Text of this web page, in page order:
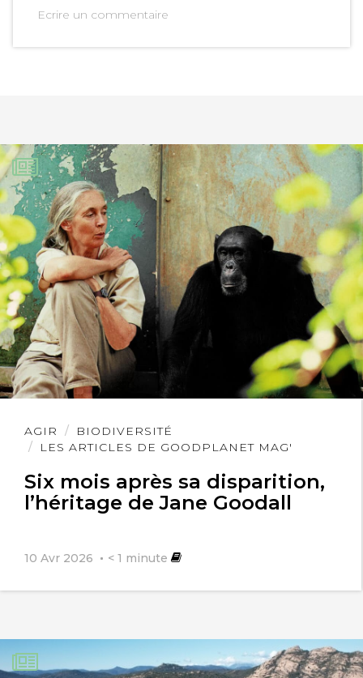
Ecrire un commentaire
AGIR
BIODIVERSITÉ
LES ARTICLES DE GOODPLANET MAG'
Six mois après sa disparition,
l’héritage de Jane Goodall
10 Avr 2026 < 1 minute
Lire
l'article